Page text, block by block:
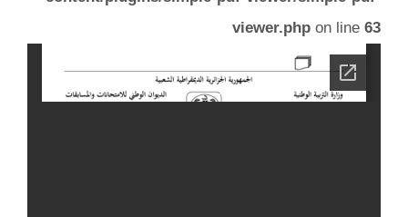
viewer.php on line 63